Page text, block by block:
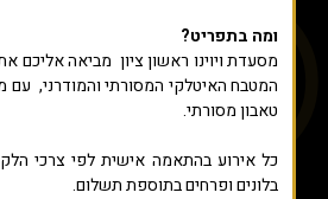
ומה בתפריט?
מסעדת ויוינו ראשון ציון מביאה אליכם
המטבח האיטלקי המסורתי והמודרני, עם
טאבון מסורתי.
כל אירוע בהתאמה אישית לפי צרכי
בלונים ופרחים בתוספת תשלום.